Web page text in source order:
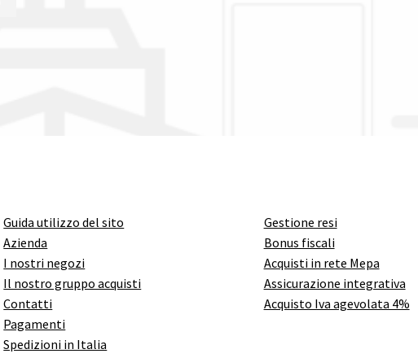
Guida utilizzo del sito
Azienda
I nostri negozi
Il nostro gruppo acquisti
Contatti
Pagamenti
Spedizioni in Italia
Gestione resi
Bonus fiscali
Acquisti in rete Mepa
Assicurazione integrativa
Acquisto Iva agevolata 4%